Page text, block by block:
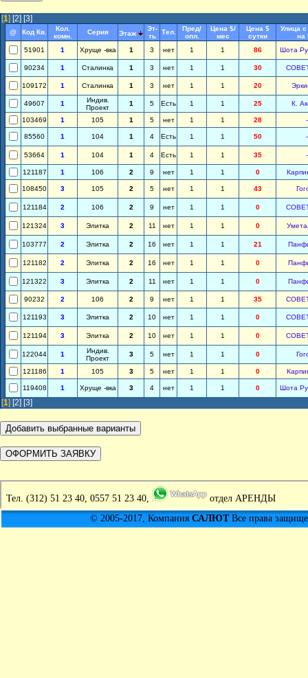
[1] [2] [3]
@ Код Кв.
Кол.
комн.
Серия Этаж
Эт-
ть
Тел.
Пред/
опл.
Цена $/
мес
Цена $
сутки
Улица
на
51901
1 Хруще -вка 1 3 нет 1 1 86 Шота
90234 1 Сталинка 1 3 нет 1 1 30
109172 1 Сталинка 1 3 нет 1 1 20
49607 1
Индив.
Проект
1 5 Есть 1 1 25 К.
103469 1 105 1 5 нет 1 1 28 -
85560 1 104 1 4 Есть 1 1 50 -
53664 1 104 1 4 Есть 1 1 35 -
121187 1 106 2 9 нет 1 1 0
108450 3 105 2 5 нет 1 1 43
121184 2 106 2 9 нет 1 1 0
121324 3 Элитка 2 11 нет 1 1 0
103777 2 Элитка 2 16 нет 1 1 21
121182 2 Элитка 2 16 нет 1 1 0
121322 3 Элитка 2 11 нет 1 1 0
90232 2 106 2 9 нет 1 1 35
121193 3 Элитка 2 10 нет 1 1 0
121194 3 Элитка 2 10 нет 1 1 0
122044 1
Индив.
Проект
3 5 нет 1 1 0
121186 1 105 3 5 нет 1 1 0
119408 1 Хруще -вка 3 4 нет 1 1 0 Шота
[1] [2] [3]
Тел. (312) 51 23 40, 0557 51 23 40,
отдел АРЕНДЫ
© 2005-2017, Компания САЛЮТВсе права